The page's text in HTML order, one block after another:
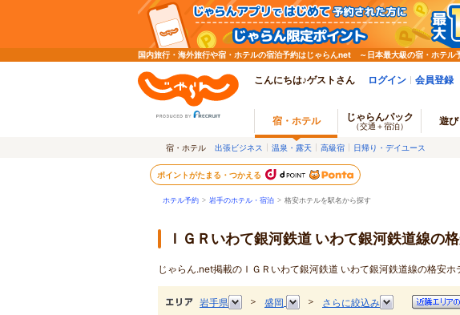
国内旅行・海外旅行や宿・ホテルの宿泊予約はじゃらんnet ～日本最大級の宿・ホテル
こんにちは♪ゲストさん ログイン 会員登録
宿・ホテル じゃらんパック
（交通＋宿泊） 遊
宿・ホテル 出張ビジネス 温泉・露天 高級宿 日帰り・デイユース
ポイントがたまる・つかえる
ホテル予約 > 岩手のホテル・宿泊 > 格安ホテルを駅名から探す
ＩＧＲいわて銀河鉄道 いわて銀河鉄道線の
じゃらん.net掲載のＩＧＲいわて銀河鉄道 いわて銀河鉄道線の格安ホ
岩手県 ＞ 盛岡 ＞ さらに絞込み